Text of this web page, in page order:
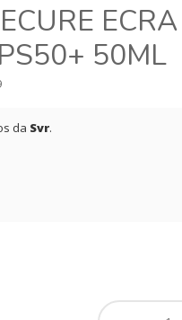
ECRA
50ML
da Svr.